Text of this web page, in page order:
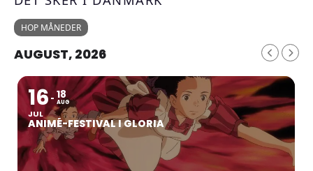
HOP MÅNEDER
AUGUST, 2026
16
JUL
18
AUG
ANIMÉ-FESTIVAL I GLORIA